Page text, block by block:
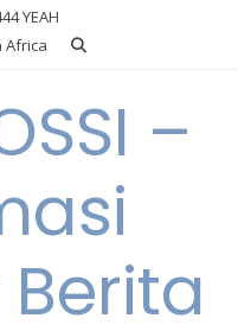
YEAH
Africa
–